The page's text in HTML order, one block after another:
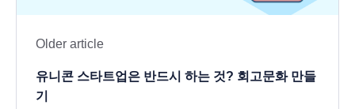
Older article
유니콘 스타트업은 반드시 하는 것? 회고문화 만들
기